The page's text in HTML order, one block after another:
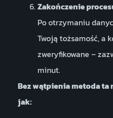
Zakończenie
Po otrzymaniu
Twoją tożsamość, a
zweryfikowane –
minut.
Bez wątpienia metoda ta
jak: